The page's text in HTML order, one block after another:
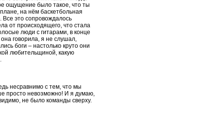
ощущение было такое, что ты
на нём баскетбольная
Все это сопровождалось
от происходящего, что стала
люди с гитарами, в конце
говорила, я не слушал,
боги – настолько круто они
любительщиной, какую
несравнимо с тем, что мы
просто невозможно! И я думаю,
не было команды сверху.